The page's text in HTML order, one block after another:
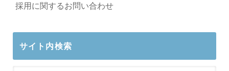
採用に関するお問い合わせ
サイト内検索